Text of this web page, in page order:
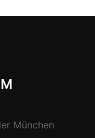
München